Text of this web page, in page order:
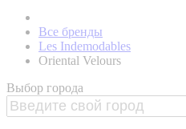
Все бренды
Les Indemodables
Oriental Velours
Выбор города